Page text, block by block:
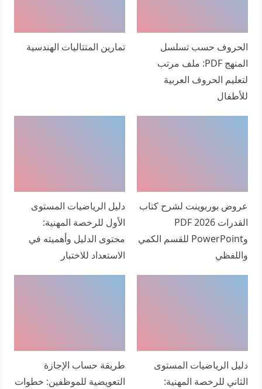
الحروف حسب تسلسل
المنهج PDF: ملف مرتب
لتعليم الحروف العربية
للأطفال
تمارين المتتاليات الهندسية
عروض بوربوينت لشرح كتاب
القدرات 2026 PDF
وPowerPoint للقسم الكمي
واللفظي
دليل الرياضيات المستوى
الأول للرخصة المهنية:
محتوى الدليل وأهميته في
الاستعداد للاختبار
دليل الرياضيات المستوى
الثاني للرخصة المهنية:
طريقة حساب الإجازة
التعويضية للموظفين: خطوات